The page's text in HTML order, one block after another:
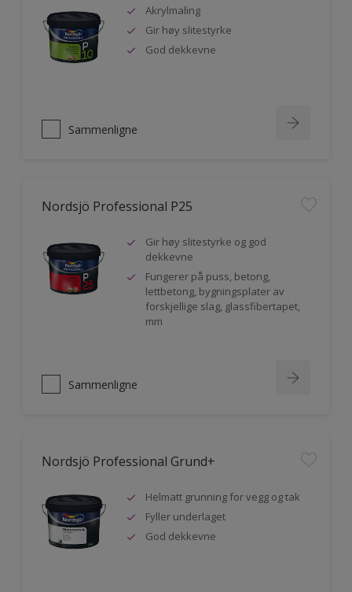
Akrylmaling
Gir høy slitestyrke
God dekkevne
Sammenligne
Nordsjö Professional P25
Gir høy slitestyrke og god
dekkevne
Fungerer på puss, betong,
lettbetong, bygningsplater av
forskjellige slag, glassfibertapet,
mm
Sammenligne
Nordsjö Professional Grund+
Helmatt grunning for vegg og tak
Fyller underlaget
God dekkevne